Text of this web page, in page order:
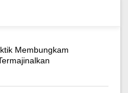
Membungkam